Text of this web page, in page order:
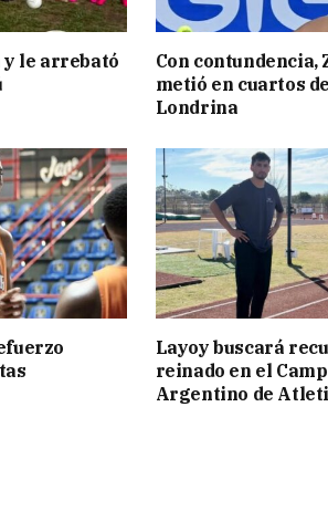
y le arrebató
Con contundencia,
metió en cuartos
Londrina
Layoy buscará
reinado en el
Argentino de